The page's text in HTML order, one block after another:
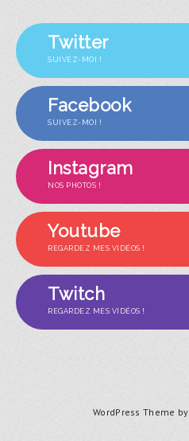
Twitter
SUIVEZ-MOI !
Facebook
SUIVEZ-MOI !
Instagram
NOS PHOTOS !
Youtube
REGARDEZ MES VIDÉOS !
Twitch
REGARDEZ MES VIDÉOS !
WordPress Theme by